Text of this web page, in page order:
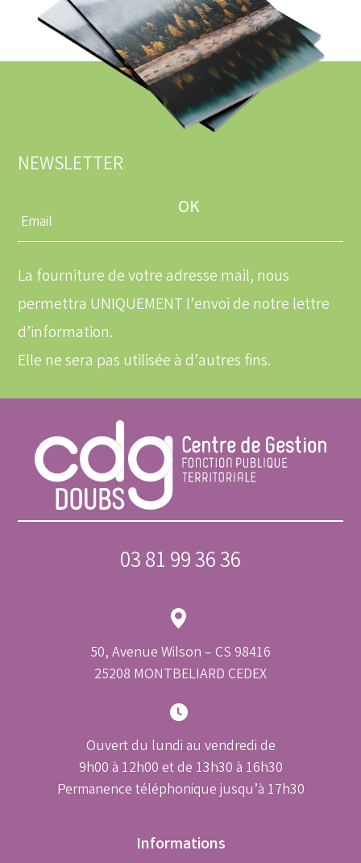
NEWSLETTER
Entrez
une
email
La fourniture de votre adresse mail, nous
permettra UNIQUEMENT l’envoi de notre lettre
d’information.
Elle ne sera pas utilisée à d’autres fins.
03 81 99 36 36
50, Avenue Wilson – CS 98416
25208 MONTBELIARD CEDEX
Ouvert du lundi au vendredi de
9h00 à 12h00 et de 13h30 à 16h30
Permanence téléphonique jusqu’à 17h30
Informations